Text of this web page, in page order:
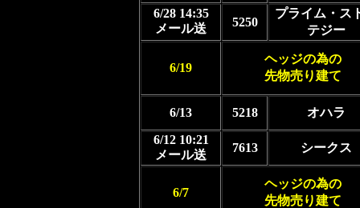
6/28 14:35
メール送
5250
プライム・ス
テジー
6/19
ヘッジの為の
先物売り建て
6/13 5218
オハラ
6/12 10:21
メール送
7613 シークス
6/7
ヘッジの為の
先物売り建て